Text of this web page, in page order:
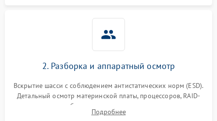
2. Разборка и аппаратный осмотр
Вскрытие шасси с соблюдением антистатических норм (ESD).
Детальный осмотр материнской платы, процессоров, RAID-
контроллеров и блоков питания на наличие термических
повреждений, прогаров или окислений.
Подробнее